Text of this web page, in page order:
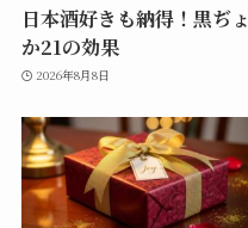
日本酒好きも納得！黒ぢょ
か21の効果
2026年8月8日